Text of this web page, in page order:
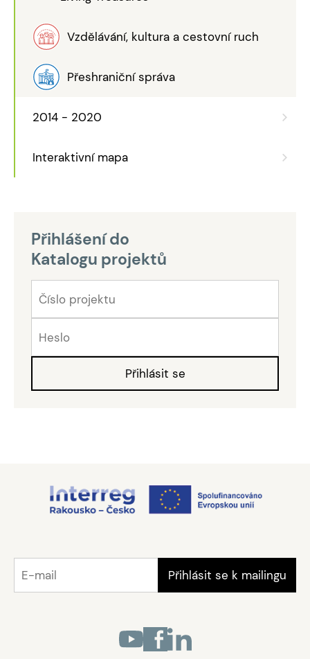
Vzdělávání, kultura a cestovní ruch
Přeshraniční správa
2014 - 2020
Interaktivní mapa
Přihlášení do
Katalogu projektů